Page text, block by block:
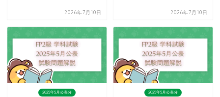
2026年7月10日 2026年7月10日
2025年5月公表分 2025年5月公表分